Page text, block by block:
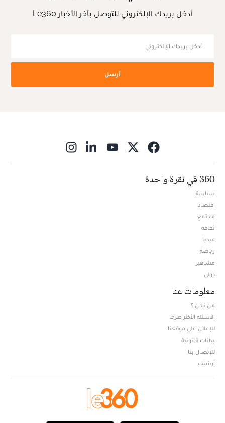
أدخل بريدك الإلكتروني للتوصل بآخر الأخبار Le360
أرسل
360 في نقرة واحدة
سياسة
اقتصاد
مجتمع
ثقافة
ميديا
رياضة
مشاهير
دولي
معلومات عنا
من نحن ؟
الأسئلة الأكثر طرحا
للإعلان على موقعنا
بيانات قانونية
للإتصال بنا
أرشيف